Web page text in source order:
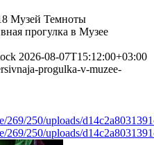
Музей Темноты
прогулка в Музее
2026-08-07T15:12:00+03:00
progulka-v-muzee-
269/250/uploads/
269/250/uploads/